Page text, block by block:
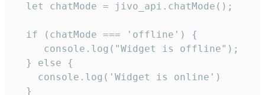
  let chatMode = jivo_api.chatMode();
  if (chatMode === 'offline') {
     console.log("Widget is offline");
  } else {
    console.log('Widget is online')
  }